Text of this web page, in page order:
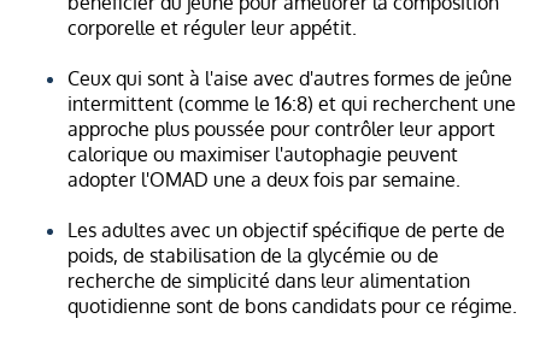
corporelle et réguler leur appétit.
Ceux qui sont à l'aise avec d'autres formes de jeûne
intermittent (comme le 16:8) et qui recherchent une
approche plus poussée pour contrôler leur apport
calorique ou maximiser l'autophagie peuvent
adopter l'OMAD une a deux fois par semaine.
Les adultes avec un objectif spécifique de perte de
poids, de stabilisation de la glycémie ou de
recherche de simplicité dans leur alimentation
quotidienne sont de bons candidats pour ce régime.